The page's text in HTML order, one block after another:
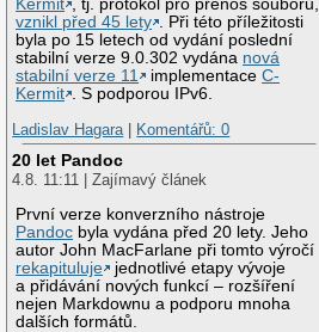
Kermit , tj. protokol pro přenos souborů,
vznikl před 45 lety . Při této příležitosti
byla po 15 letech od vydání poslední
stabilní verze 9.0.302 vydána nová
stabilní verze 11
implementaceC-
Kermit . S podporou IPv6.
Ladislav Hagara | Komentářů: 0
20 let Pandoc
4.8. 11:11 | Zajímavý článek
První verze konverzního nástroje
Pandoc byla vydána před 20 lety. Jeho
autor John MacFarlane při tomto výročí
rekapituluje
jednotlivé etapy vývoje
a přidávání nových funkcí – rozšíření
nejen Markdownu a podporu mnoha
dalších formátů.